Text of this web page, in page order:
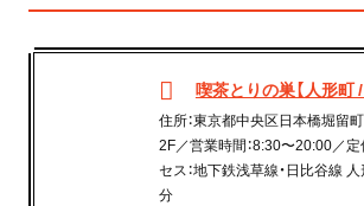
喫茶とりの巣【人形町 /
住所：東京都中央区日本橋堀留
2F／営業時間：8:30〜20:00／定
セス：地下鉄浅草線・日比谷線
分